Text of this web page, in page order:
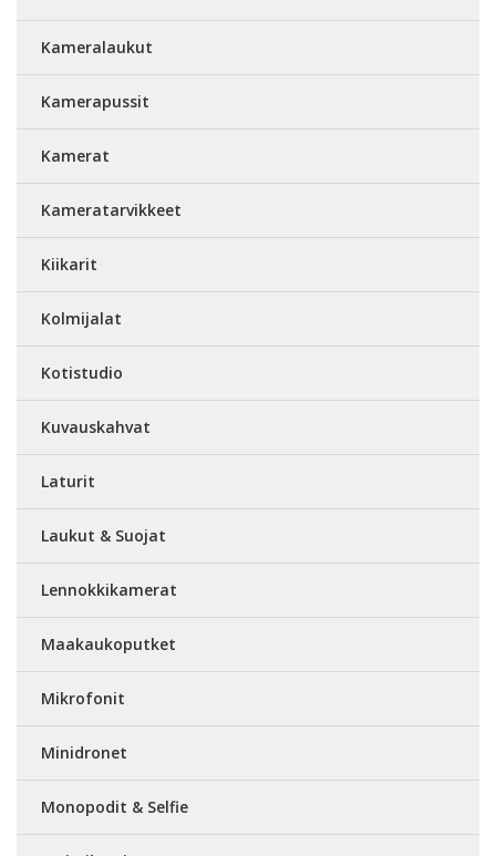
Kameralaukut
Kamerapussit
Kamerat
Kameratarvikkeet
Kiikarit
Kolmijalat
Kotistudio
Kuvauskahvat
Laturit
Laukut & Suojat
Lennokkikamerat
Maakaukoputket
Mikrofonit
Minidronet
Monopodit & Selfie